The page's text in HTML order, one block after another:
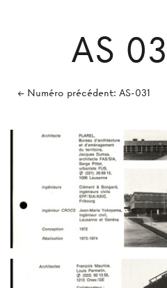
AS
← Numéro précédent: AS-031